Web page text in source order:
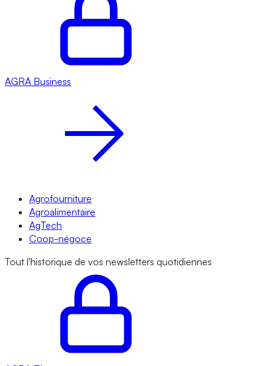
AGRA Business
Agrofourniture
Agroalimentaire
AgTech
Coop-négoce
Tout l'historique de vos newsletters quotidiennes